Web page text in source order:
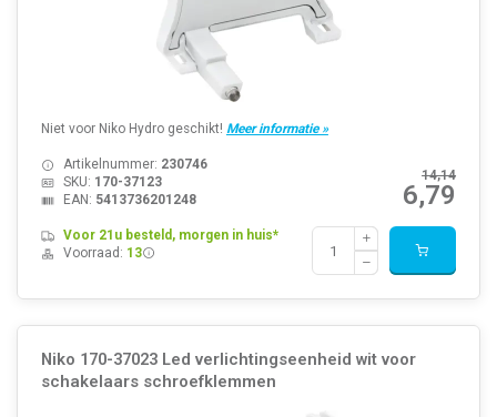
Niet voor Niko Hydro geschikt! Meer informatie »
14,14
6,79
Artikelnummer: 230746
SKU: 170-37123
EAN: 5413736201248
Voor 21u besteld, morgen in huis*
Voorraad: 13
Niko 170-37023 Led verlichtingseenheid wit voor
schakelaars schroefklemmen